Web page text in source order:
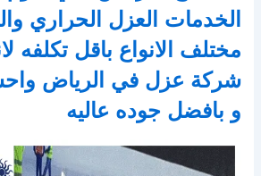
الخدمات العزل الحراري
مختلف الانواع باقل تكلفه
شركة عزل في الرياض
و بافضل جوده عاليه